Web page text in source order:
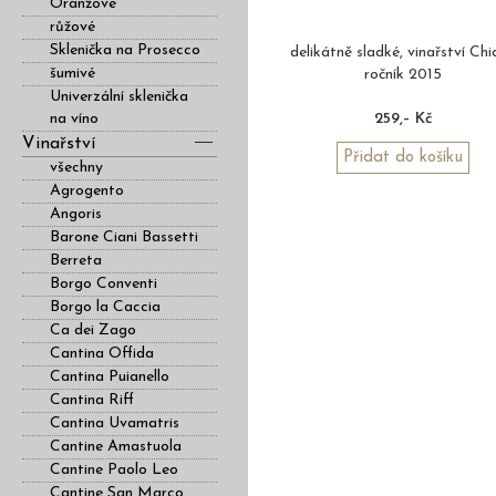
Oranžové
růžové
Sklenička na Prosecco
šumivé
Univerzální sklenička
na víno
Vinařství
všechny
Agrogento
Angoris
Barone Ciani Bassetti
Berreta
Borgo Conventi
Borgo la Caccia
Ca dei Zago
Cantina Offida
Cantina Puianello
Cantina Riff
Cantina Uvamatris
Cantine Amastuola
Cantine Paolo Leo
delikátně sladké, vinařství
ročník 2015
259,– Kč
Přidat do košíku